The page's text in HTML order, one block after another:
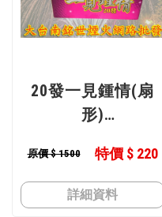
20發一見鍾情(扇
形)
情
原價 $ 1500 特價 $ 220
詳細資料